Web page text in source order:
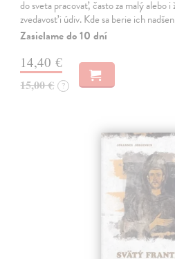
do sveta pracovať, často za malý alebo i
zvedavosť i údiv. Kde sa berie ich
Zasielame do 10 dní
14,40 €
15,00 € ?